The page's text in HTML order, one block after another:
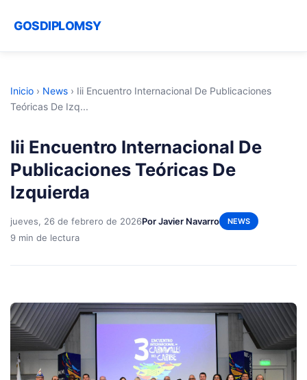
GOSDIPLOMSY
Inicio › News › Iii Encuentro Internacional De Publicaciones
Teóricas De Izq...
Iii Encuentro Internacional De
Publicaciones Teóricas De
Izquierda
jueves, 26 de febrero de 2026Por Javier Navarro NEWS
9 min de lectura